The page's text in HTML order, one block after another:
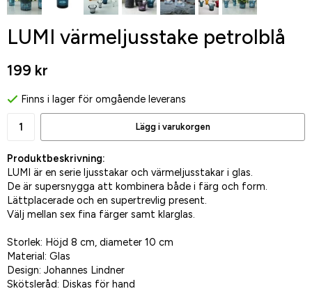
LUMI värmeljusstake petrolblå
199 kr
Finns i lager för omgående leverans
Lägg i varukorgen
Produktbeskrivning:
LUMI är en serie ljusstakar och värmeljusstakar i glas.
De är supersnygga att kombinera både i färg och form.
Lättplacerade och en supertrevlig present.
Välj mellan sex fina färger samt klarglas.
Storlek: Höjd 8 cm, diameter 10 cm
Material: Glas
Design: Johannes Lindner
Skötsleråd: Diskas för hand